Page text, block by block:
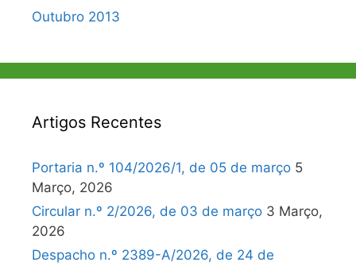
Outubro 2013
Artigos Recentes
Portaria n.º 104/2026/1, de 05 de março 5
Março, 2026
Circular n.º 2/2026, de 03 de março 3 Março,
2026
Despacho n.º 2389-A/2026, de 24 de